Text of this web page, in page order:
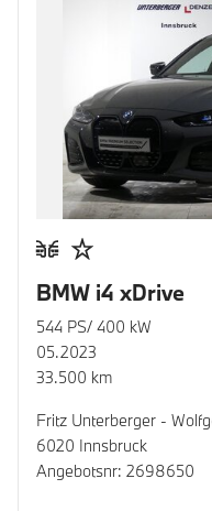
BMW i4 xDrive
544 PS/ 400 kW
05.2023
33.500 km
Fritz Unterberger -
6020 Innsbruck
Angebotsnr: 2698650